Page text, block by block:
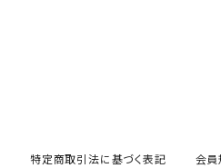
特定商取引法に基づく表記 会